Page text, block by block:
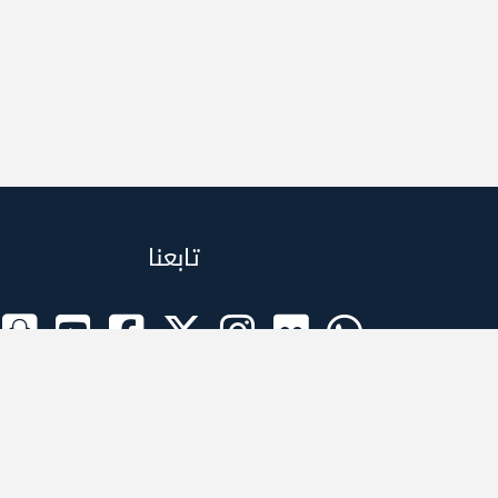
تابعنا